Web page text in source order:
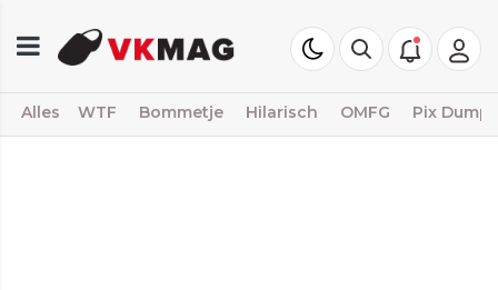
Alles WTF Bommetje Hilarisch OMFG Pix Dump